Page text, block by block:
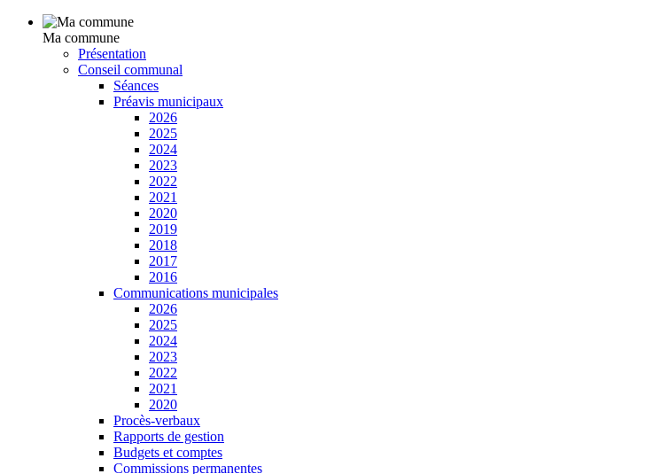
Ma commune
Présentation
Conseil communal
Séances
Préavis municipaux
2026
2025
2024
2023
2022
2021
2020
2019
2018
2017
2016
Communications municipales
2026
2025
2024
2023
2022
2021
2020
Procès-verbaux
Rapports de gestion
Budgets et comptes
Commissions permanentes